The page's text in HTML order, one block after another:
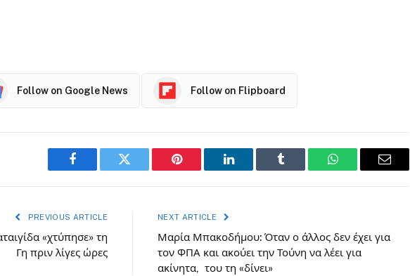
Follow on Google News Follow on Flipboard
Facebook Twitter Pinterest LinkedIn Tumblr WhatsAppEmail
PREVIOUS ARTICLE
«χτύπησε» τη
Γη πριν λίγες ώρες
NEXT ARTICLE
Μαρία Μπακοδήμου: Όταν ο άλλος δεν έχει για
τον ΦΠΑ και ακούει την Τούνη να λέει για
ακίνητα, του τη «δίνει»